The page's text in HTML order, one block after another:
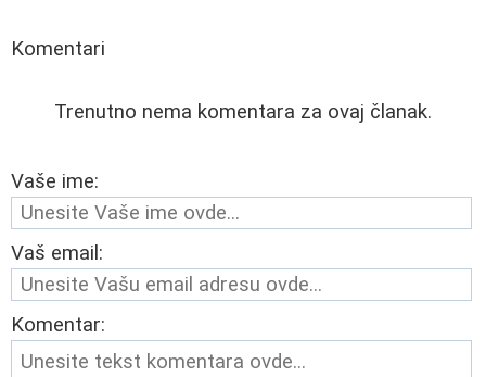
Komentari
Trenutno nema komentara za ovaj članak.
Vaše ime:
Vaš email:
Komentar: